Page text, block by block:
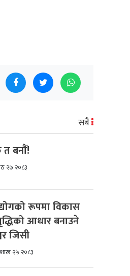
सबै
त बनाैं!
२७ २०८३
रूपमा विकास
आधार बनाउने
जिसी
२५ २०८३